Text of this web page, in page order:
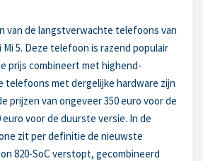
van de langstverwachte telefoons van
5. Deze telefoon is razend populair
prijs combineert met highend-
telefoons met dergelijke hardware zijn
prijzen van ongeveer 350 euro voor de
voor de duurste versie. In de
zit per definitie de nieuwste
820-SoC verstopt, gecombineerd